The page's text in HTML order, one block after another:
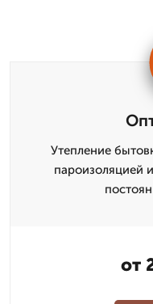
Утепление
пароизоляцией
от